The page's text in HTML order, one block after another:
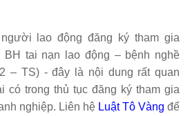
lao động đăng ký tham gia
BH tai nạn lao động – bệnh nghề
– TS) - đây là nội dung rất quan
có trong thủ tục đăng ký tham gia
nghiệp. Liên hệ Luật Tô Vàng để